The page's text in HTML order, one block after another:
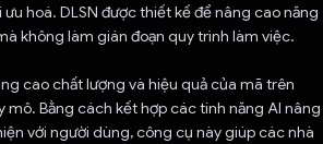
hoá. DLSN được thiết kế để nâng cao năng
không làm gián đoạn quy trình làm việc.
cao chất lượng và hiệu quả của mã trên
Bằng cách kết hợp các tính năng AI nâng
với người dùng, công cụ này giúp các nhà